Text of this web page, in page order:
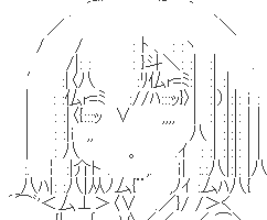
｀ 、
＼
、 : :ヽ
斗＼: :| :| .
:ﾘ仏r=ﾐ:| :| :|
ﾊ:::ｯ}〉| :|）|:|: ｉ :
ｯ ∨ ,,,, | :| :|:|: | |
,, 八 | :|:|: | |
.ｲ : :| :|:|: | |
. ,. ｉ| :.:八|:|: |八
从ﾉ厶{¨ ,ﾉｲ :厶ﾊ八{
⊥＞〈∨ .／}/ /＞く